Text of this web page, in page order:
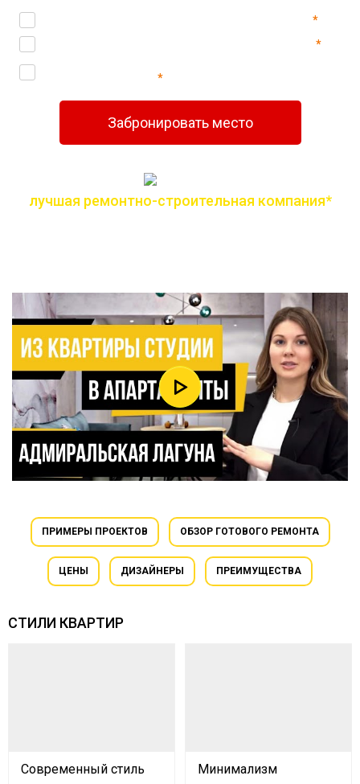
лучшая ремонтно-строительная компания*
*
*
*
Забронировать место
ПРИМЕРЫ ПРОЕКТОВ ОБЗОР ГОТОВОГО РЕМОНТА
ЦЕНЫ ДИЗАЙНЕРЫ ПРЕИМУЩЕСТВА
СТИЛИ КВАРТИР
Современный стиль Минимализм